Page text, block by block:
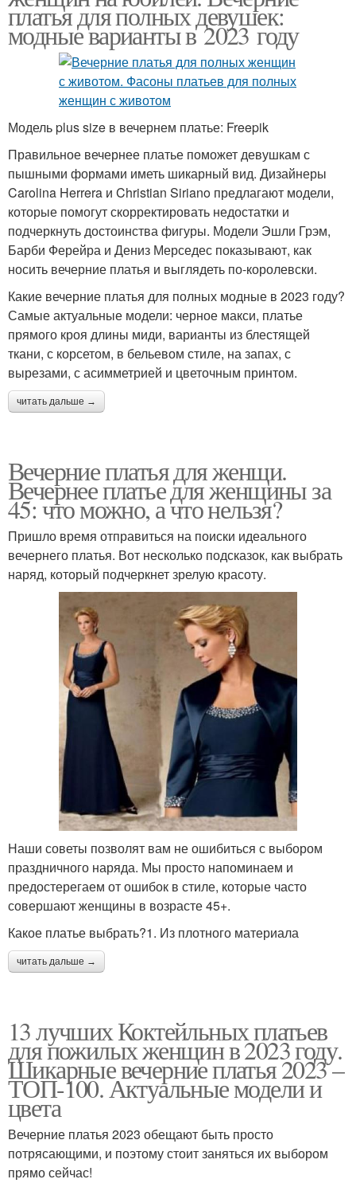
платья для полных девушек:
модные варианты в 2023 году
Модель plus size в вечернем платье: Freepik
Правильное вечернее платье поможет девушкам с
пышными формами иметь шикарный вид. Дизайнеры
Carolina Herrera и Christian Siriano предлагают модели,
которые помогут скорректировать недостатки и
подчеркнуть достоинства фигуры. Модели Эшли Грэм,
Барби Ферейра и Дениз Мерседес показывают, как
носить вечерние платья и выглядеть по-королевски.
Какие вечерние платья для полных модные в 2023 году?
Самые актуальные модели: черное макси, платье
прямого кроя длины миди, варианты из блестящей
ткани, с корсетом, в бельевом стиле, на запах, с
вырезами, с асимметрией и цветочным принтом.
читать дальше →
Вечерние платья для женщи.
Вечернее платье для женщины за
45: что можно, а что нельзя?
Пришло время отправиться на поиски идеального
вечернего платья. Вот несколько подсказок, как выбрать
наряд, который подчеркнет зрелую красоту.
Наши советы позволят вам не ошибиться с выбором
праздничного наряда. Мы просто напоминаем и
предостерегаем от ошибок в стиле, которые часто
совершают женщины в возрасте 45+.
Какое платье выбрать?1. Из плотного материала
читать дальше →
13 лучших Коктейльных платьев
для пожилых женщин в 2023 году.
Шикарные вечерние платья 2023 –
ТОП-100. Актуальные модели и
цвета
Вечерние платья 2023 обещают быть просто
потрясающими, и поэтому стоит заняться их выбором
прямо сейчас!